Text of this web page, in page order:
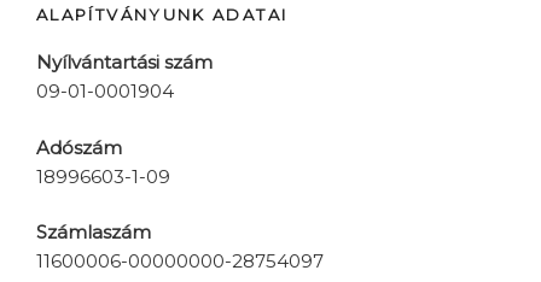
ALAPÍTVÁNYUNK ADATAI
Nyílvántartási szám
09-01-0001904
Adószám
18996603-1-09
Számlaszám
11600006-00000000-28754097